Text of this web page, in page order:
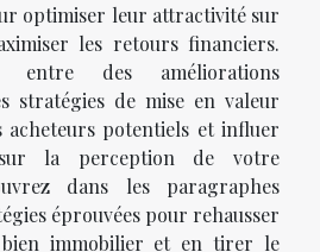
optimiser leur attractivité sur
les retours financiers.
entre des améliorations
stratégies de mise en valeur
acheteurs potentiels et influer
sur la perception de votre
dans les paragraphes
éprouvées pour rehausser
immobilier et en tirer le